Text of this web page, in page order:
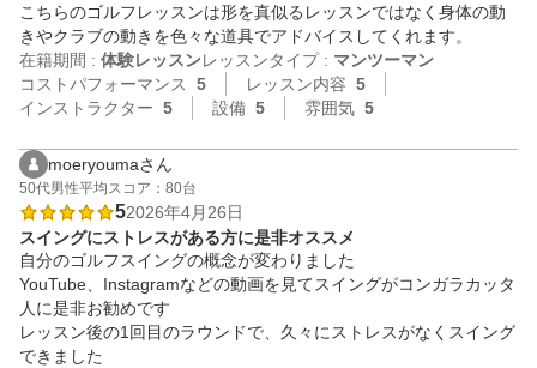
こちらのゴルフレッスンは形を真似るレッスンではなく身体の動
きやクラブの動きを色々な道具でアドバイスしてくれます。
在籍期間 : 体験レッスンレッスンタイプ : マンツーマン
コストパフォーマンス
5 レッスン内容 5
インストラクター 5 設備 5 雰囲気 5
moeryoumaさん
50代男性平均スコア：80台
52026年4月26日
スイングにストレスがある方に是非オススメ
自分のゴルフスイングの概念が変わりました
YouTube、Instagramなどの動画を見てスイングがコンガラカッタ
人に是非お勧めです
レッスン後の1回目のラウンドで、久々にストレスがなくスイング
できました